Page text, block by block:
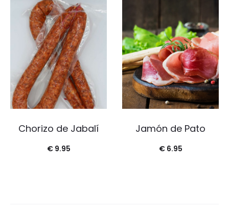
Chorizo de Jabalí
€9.95
Jamón de Pato
€6.95